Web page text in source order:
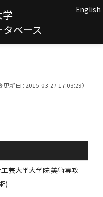
学
ベース
English
更新日 : 2015-03-27 17:03:29）
芸大学大学院 美術専攻
)